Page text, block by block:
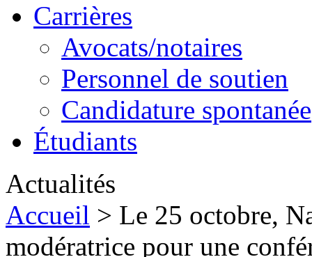
Carrières
Avocats/notaires
Personnel de soutien
Candidature spontanée
Étudiants
Actualités
Accueil > Le 25 octobre,
modératrice pour une